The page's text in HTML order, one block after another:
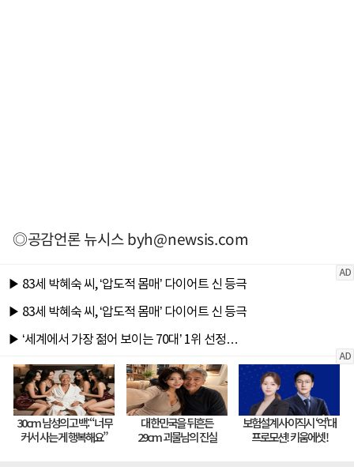
◎공감언론 뉴시스byh@newsis.com